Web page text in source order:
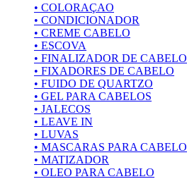
• COLORAÇAO
• CONDICIONADOR
• CREME CABELO
• ESCOVA
• FINALIZADOR DE CABELO
• FIXADORES DE CABELO
• FUIDO DE QUARTZO
• GEL PARA CABELOS
• JALECOS
• LEAVE IN
• LUVAS
• MASCARAS PARA CABELO
• MATIZADOR
• OLEO PARA CABELO